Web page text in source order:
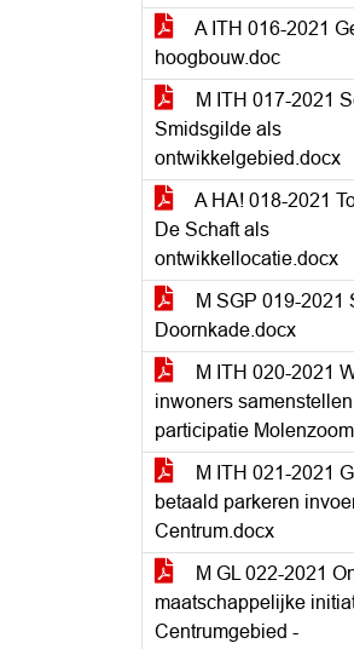
A ITH 016-2021
hoogbouw.doc
M ITH 017-2021
Smidsgilde als
ontwikkelgebied.docx
A HA! 018-2021
De Schaft als
ontwikkellocatie.docx
M SGP 019-2021
Doornkade.docx
M ITH 020-2021
inwoners
participatie
M ITH 021-2021
betaald parkeren
Centrum.docx
M GL 022-2021
maatschappelijke
Centrumgebied -